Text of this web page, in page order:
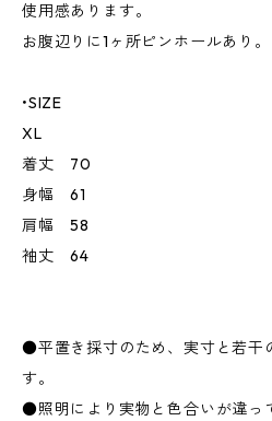
使用感あります。
お腹辺りに1ヶ所ピンホールあり。
•SIZE
XL
着丈 70
身幅 61
肩幅 58
袖丈 64
●平置き採寸のため、実寸と若干
す。
●照明により実物と色合いが違っ